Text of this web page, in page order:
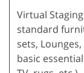
Virtual
standard
sets,
basic